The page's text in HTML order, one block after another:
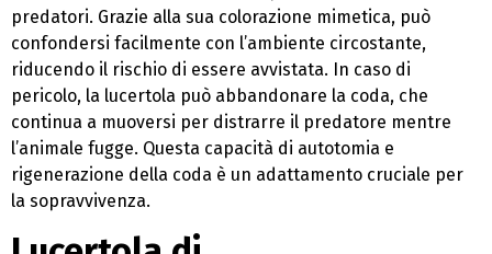
predatori. Grazie alla sua colorazione mimetica, può
confondersi facilmente con l’ambiente circostante,
riducendo il rischio di essere avvistata. In caso di
pericolo, la lucertola può abbandonare la coda, che
continua a muoversi per distrarre il predatore mentre
l’animale fugge. Questa capacità di autotomia e
rigenerazione della coda è un adattamento cruciale per
la sopravvivenza.